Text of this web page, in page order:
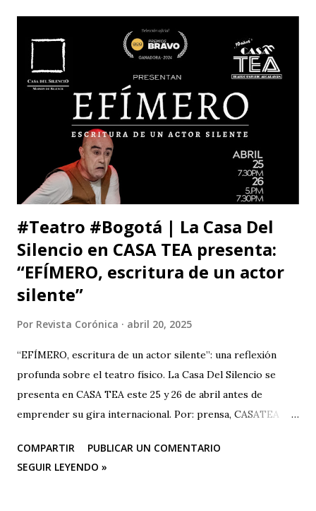
está claro y nada de esto se afectará. Pero, la publicidad de
tu documento me obliga a hablarte en público. Entonces,
debo decirte que tu decisión de preferir al Zorro sobre el
Santo me ha llenado de estupor. No necesitabas explicarla
de una manera tan aterradora. Lo de menos es tu voto
anunciado, del que eres libre y soberano. Se trata de una
decisión que, por supuesto, no comparto pero que
respeto. Así es como suele decirse, con educación? Pero, lo
que me ll...
#Teatro #Bogotá | La Casa Del
Silencio en CASA TEA presenta:
“EFÍMERO, escritura de un actor
silente”
Por Revista Corónica abril 20, 2025
“EFÍMERO, escritura de un actor silente”: una reflexión
profunda sobre el teatro físico. La Casa Del Silencio se
presenta en CASA TEA este 25 y 26 de abril antes de
emprender su gira internacional. Por: prensa, CASATEA
CASA TEA con sus últimas funciones este 25 y 26 de abril de
“Efímero”, La Casa del Silencio se embarcará en una gira
COMPARTIR
PUBLICAR UN COMENTARIO
SEGUIR LEYENDO »